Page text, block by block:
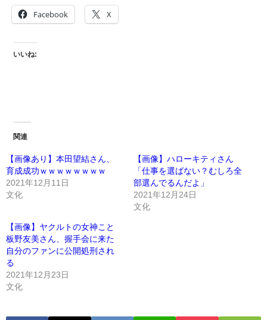
Facebook X
いいね:
関連
【画像あり】本田望結さん、
育成成功ｗｗｗｗｗｗｗｗ
2021年12月11日
文化
【画像】ハローキティさん
「仕事を選ばない？むしろ全
部選んでるんだよ」
2021年12月24日
文化
【画像】ヤクルトの女神こと
板野友美さん、握手会に来た
自分のファンに公開処刑され
る
2021年12月23日
文化